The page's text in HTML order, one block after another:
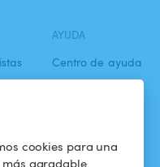
cookies para una
agradable.
AYUDA
Centro de ayuda
confidencialidad